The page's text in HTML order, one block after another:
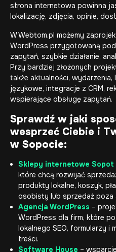
strona internetowa powinna
lokalizację, zdjęcia, opinie,
W Webtom.pl możemy
WordPress przygotowaną pod
zapytań, szybkie działanie,
Przy bardziej złożonych
także aktualności, wydarzenia,
językowe, integracje z CRM,
wspierające obsługę zapytań.
Sprawdź w jaki
wesprzeć Ciebie i
w Sopocie:
Sklepy internetowe Sopot
które chcą rozwijać
produkty lokalne, koszyk,
osobisty lub sprzedaż poza
Agencja WordPress –
WordPress dla firm, które
lokalnego SEO, formularzy i
treści.
Software House –